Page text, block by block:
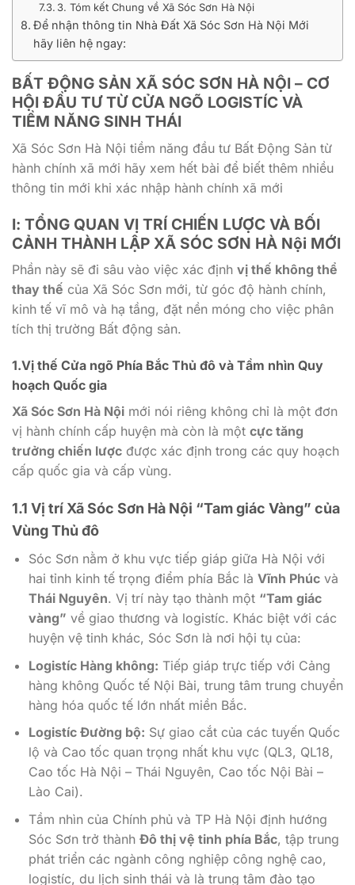
3. Tóm kết Chung về Xã Sóc Sơn Hà Nội
Để nhận thông tin Nhà Đất Xã Sóc Sơn Hà Nội Mới
hãy liên hệ ngay:
BẤT ĐỘNG SẢN XÃ SÓC SƠN HÀ NỘI – CƠ
HỘI ĐẦU TƯ TỪ CỬA NGÕ LOGISTÍC VÀ
TIỀM NĂNG SINH THÁI
Xã Sóc Sơn Hà Nội tiềm năng đầu tư Bất Động Sản từ
hành chính xã mới hãy xem hết bài để biết thêm nhiều
thông tin mới khi xác nhập hành chính xã mới
I: TỔNG QUAN VỊ TRÍ CHIẾN LƯỢC VÀ BỐI
CẢNH THÀNH LẬP XÃ SÓC SƠN HÀ Nội MỚI
Phần này sẽ đi sâu vào việc xác định vị thế không thể
thay thế của Xã Sóc Sơn mới, từ góc độ hành chính,
kinh tế vĩ mô và hạ tầng, đặt nền móng cho việc phân
tích thị trường Bất động sản.
1.Vị thế Cửa ngõ Phía Bắc Thủ đô và Tầm nhìn Quy
hoạch Quốc gia
Xã Sóc Sơn Hà Nội mới nói riêng không chỉ là một đơn
vị hành chính cấp huyện mà còn là một cực tăng
trưởng chiến lược được xác định trong các quy hoạch
cấp quốc gia và cấp vùng.
1.1 Vị trí Xã Sóc Sơn Hà Nội “Tam giác Vàng” của
Vùng Thủ đô
Sóc Sơn nằm ở khu vực tiếp giáp giữa Hà Nội với
hai tỉnh kinh tế trọng điểm phía Bắc là Vĩnh Phúcvà
Thái Nguyên. Vị trí này tạo thành một “Tam giác
vàng” về giao thương và logistíc. Khác biệt với các
huyện vệ tinh khác, Sóc Sơn là nơi hội tụ của:
Logistíc Hàng không: Tiếp giáp trực tiếp với Cảng
hàng không Quốc tế Nội Bài, trung tâm trung chuyển
hàng hóa quốc tế lớn nhất miền Bắc.
Logistíc Đường bộ: Sự giao cắt của các tuyến Quốc
lộ và Cao tốc quan trọng nhất khu vực (QL3, QL18,
Cao tốc Hà Nội – Thái Nguyên, Cao tốc Nội Bài –
Lào Cai).
Tầm nhìn của Chính phủ và TP Hà Nội định hướng
Sóc Sơn trở thành Đô thị vệ tinh phía Bắc, tập trung
phát triển các ngành công nghiệp công nghệ cao,
logistíc, du lịch sinh thái và là trung tâm đào tạo